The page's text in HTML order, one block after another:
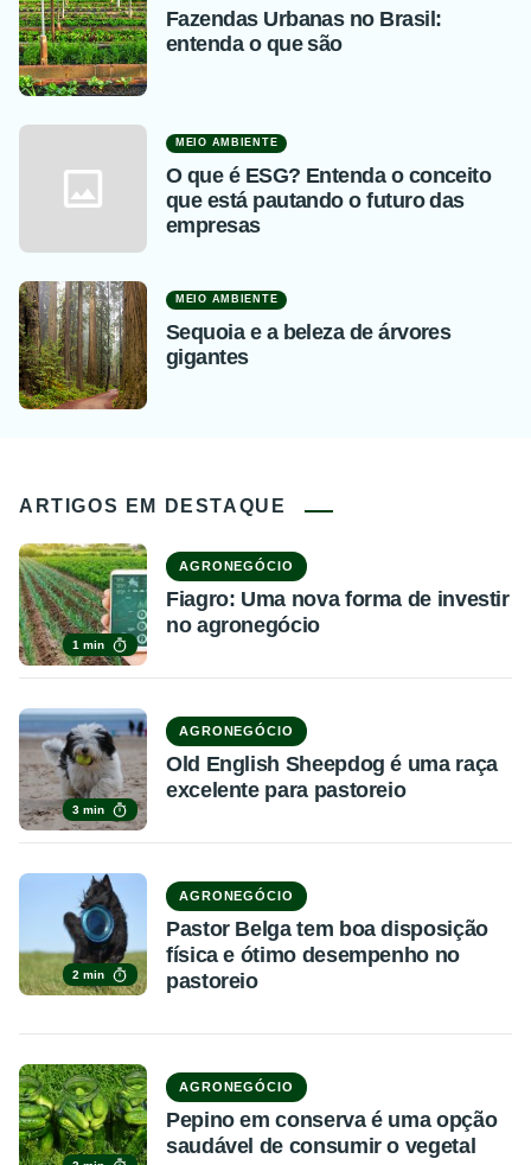
Fazendas Urbanas no Brasil:
entenda o que são
MEIO AMBIENTE
O que é ESG? Entenda o conceito
que está pautando o futuro das
empresas
MEIO AMBIENTE
Sequoia e a beleza de árvores
gigantes
ARTIGOS EM DESTAQUE
1 min
AGRONEGÓCIO
Fiagro: Uma nova forma de investir
no agronegócio
3 min
AGRONEGÓCIO
Old English Sheepdog é uma raça
excelente para pastoreio
2 min
AGRONEGÓCIO
Pastor Belga tem boa disposição
física e ótimo desempenho no
pastoreio
AGRONEGÓCIO
Pepino em conserva é uma opção
saudável de consumir o vegetal